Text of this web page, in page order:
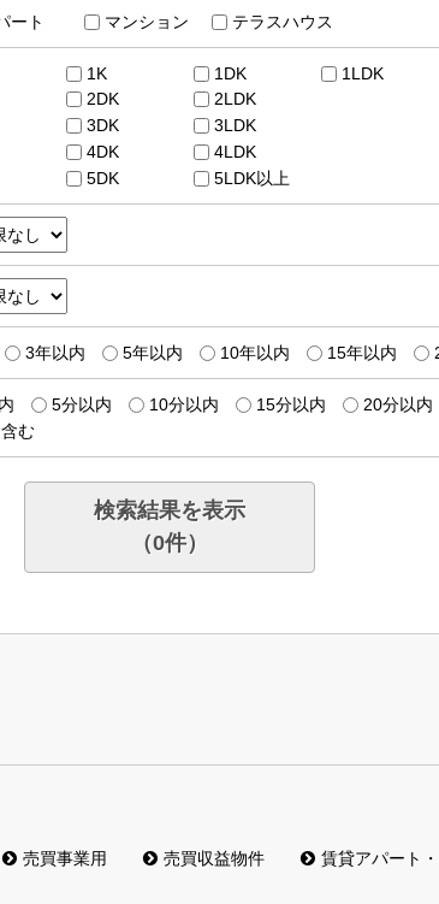
ート マンション テラスハウス
1K 1DK
1LDK
2DK
2LDK
3DK
3LDK
4DK
4LDK
5DK 5LDK以上
3年以内 5年以内 10年以内 15年以内
5分以内 10分以内 15分以内
20分以内
む
検索結果を表示
（0件）
売買事業用 売買収益物件
賃貸アパート